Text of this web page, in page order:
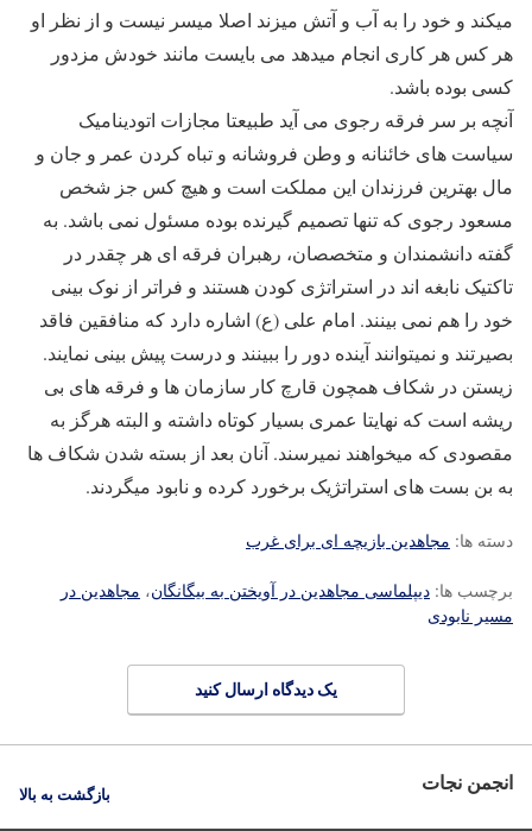
میکند و خود را به آب و آتش میزند اصلا میسر نیست و از نظر او
هر کس هر کاری انجام میدهد می بایست مانند خودش مزدور
کسی بوده باشد.
آنچه بر سر فرقه رجوی می آید طبیعتا مجازات اتودینامیک
سیاست های خائنانه و وطن فروشانه و تباه کردن عمر و جان و
مال بهترین فرزندان این مملکت است و هیچ کس جز شخص
مسعود رجوی که تنها تصمیم گیرنده بوده مسئول نمی باشد. به
گفته دانشمندان و متخصصان، رهبران فرقه ای هر چقدر در
تاکتیک نابغه اند در استراتژی کودن هستند و فراتر از نوک بینی
خود را هم نمی بینند. امام علی (ع) اشاره دارد که منافقین فاقد
بصیرتند و نمیتوانند آینده دور را ببینند و درست پیش بینی نمایند.
زیستن در شکاف همچون قارچ کار سازمان ها و فرقه های بی
ریشه است که نهایتا عمری بسیار کوتاه داشته و البته هرگز به
مقصودی که میخواهند نمیرسند. آنان بعد از بسته شدن شکاف ها
به بن بست های استراتژیک برخورد کرده و نابود میگردند.
دسته ها: مجاهدین بازیچه ای برای غرب
برچسب ها: دیپلماسی مجاهدین در آویختن به بیگانگان، مجاهدین در
مسیر نابودی
یک دیدگاه ارسال کنید
انجمن نجات بازگشت به بالا